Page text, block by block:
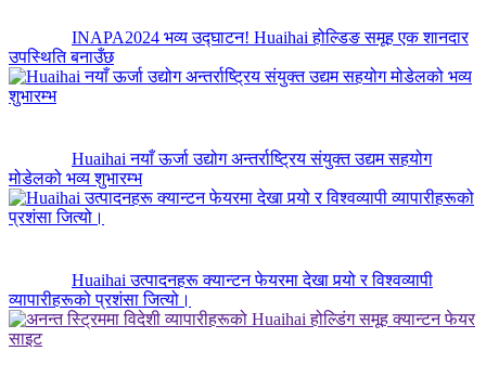
INAPA2024 भव्य उद्घाटन! Huaihai होल्डिङ समूह एक शानदार
उपस्थिति बनाउँछ
Huaihai नयाँ ऊर्जा उद्योग अन्तर्राष्ट्रिय संयुक्त उद्यम सहयोग
मोडेलको भव्य शुभारम्भ
Huaihai उत्पादनहरू क्यान्टन फेयरमा देखा पर्‍यो र विश्वव्यापी
व्यापारीहरूको प्रशंसा जित्यो।